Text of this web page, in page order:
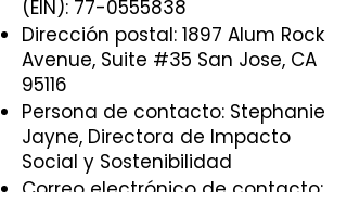
(EIN): 77-0555838
Dirección postal: 1897 Alum Rock
Avenue, Suite #35 San Jose, CA
95116
Persona de contacto: Stephanie
Jayne, Directora de Impacto
Social y Sostenibilidad
Correo electrónico de contacto: